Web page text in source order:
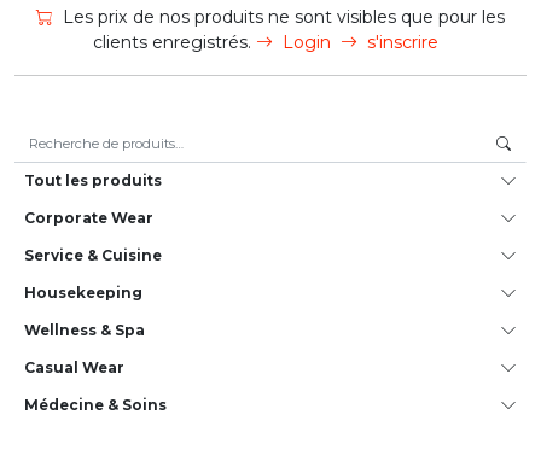
Les prix de nos produits ne sont visibles que pour les
clients enregistrés.
Login s'inscrire
Tout les produits
Corporate Wear
Service & Cuisine
House­keeping
Wellness & Spa
Casual Wear
Médecine & Soins